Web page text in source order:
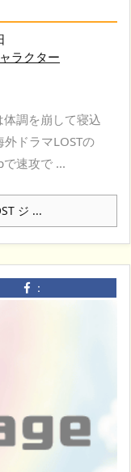
ラクター
調を崩して寝込
ドラマLOSTの
速攻で ...
ジ ...
：